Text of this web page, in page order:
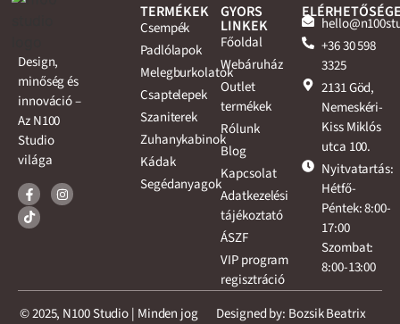
Design,
minőség és
innováció –
Az N100
Studio
világa
TERMÉKEK
Csempék
Padlólapok
Melegburkolatok
Csaptelepek
Szaniterek
Zuhanykabinok
Kádak
Segédanyagok
GYORS
LINKEK
Főoldal
Webáruház
Outlet
termékek
Rólunk
Blog
Kapcsolat
Adatkezelési
tájékoztató
ÁSZF
VIP program
regisztráció
+36 30 598
3325
2131 Göd,
Nemeskéri-
Kiss Miklós
utca 100.
Nyitvatartás:
Hétfő-
Péntek: 8:00-
17:00
Szombat:
8:00-13:00
© 2025, N100 Studio | Minden jog
Designed by: Bozsik Beatrix